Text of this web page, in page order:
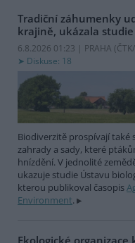
Tradiční záhumenky
krajině, ukázala studie
6.8.2026 01:23 | PRAHA (
Diskuse: 18
Biodiverzitě prospívají
zahrady a sady, které
hnízdění. V jednolité
ukazuje studie Ústavu
kterou publikoval časopis
Environment.
Ekologické